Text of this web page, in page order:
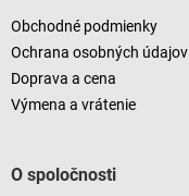
Obchodné podmienky
Ochrana osobných údajov
Doprava a cena
Výmena a vrátenie
O spoločnosti